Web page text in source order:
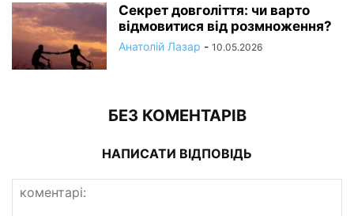
Секрет довголіття: чи варто
відмовитися від розмноження?
Анатолій Лазар - 10.05.2026
БЕЗ КОМЕНТАРІВ
НАПИСАТИ ВІДПОВІДЬ